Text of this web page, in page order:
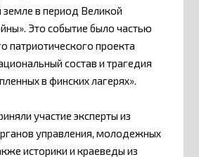
земле в период Великой
Это событие было частью
патриотического проекта
состав и трагедия
в финских лагерях».
участие эксперты из
управления, молодежных
историки и краеведы из